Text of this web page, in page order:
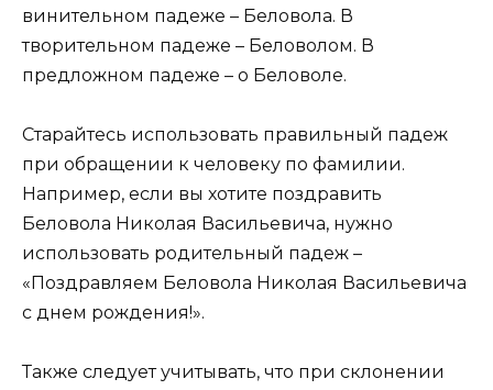
винительном падеже – Беловола. В
творительном падеже – Беловолом. В
предложном падеже – о Беловоле.
Старайтесь использовать правильный падеж
при обращении к человеку по фамилии.
Например, если вы хотите поздравить
Беловола Николая Васильевича, нужно
использовать родительный падеж –
«Поздравляем Беловола Николая Васильевича
с днем рождения!».
Также следует учитывать, что при склонении